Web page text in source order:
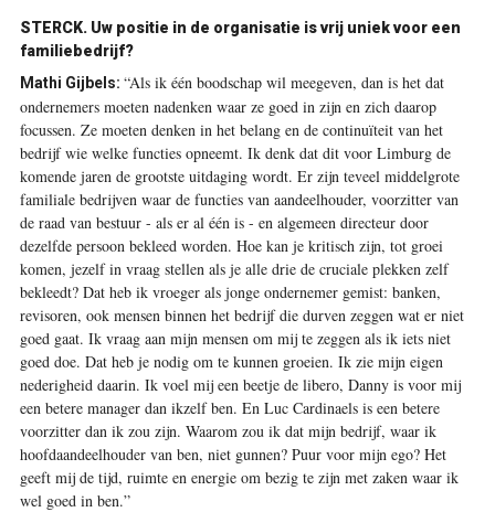
STERCK. Uw positie in de organisatie is vrij uniek voor een
familiebedrijf?
Mathi Gijbels: “Als ik één boodschap wil meegeven, dan is het dat
ondernemers moeten nadenken waar ze goed in zijn en zich daarop
focussen. Ze moeten denken in het belang en de continuïteit van het
bedrijf wie welke functies opneemt. Ik denk dat dit voor Limburg de
komende jaren de grootste uitdaging wordt. Er zijn teveel middelgrote
familiale bedrijven waar de functies van aandeelhouder, voorzitter van
de raad van bestuur - als er al één is - en algemeen directeur door
dezelfde persoon bekleed worden. Hoe kan je kritisch zijn, tot groei
komen, jezelf in vraag stellen als je alle drie de cruciale plekken zelf
bekleedt? Dat heb ik vroeger als jonge ondernemer gemist: banken,
revisoren, ook mensen binnen het bedrijf die durven zeggen wat er niet
goed gaat. Ik vraag aan mijn mensen om mij te zeggen als ik iets niet
goed doe. Dat heb je nodig om te kunnen groeien. Ik zie mijn eigen
nederigheid daarin. Ik voel mij een beetje de libero, Danny is voor mij
een betere manager dan ikzelf ben. En Luc Cardinaels is een betere
voorzitter dan ik zou zijn. Waarom zou ik dat mijn bedrijf, waar ik
hoofdaandeelhouder van ben, niet gunnen? Puur voor mijn ego? Het
geeft mij de tijd, ruimte en energie om bezig te zijn met zaken waar ik
wel goed in ben.”